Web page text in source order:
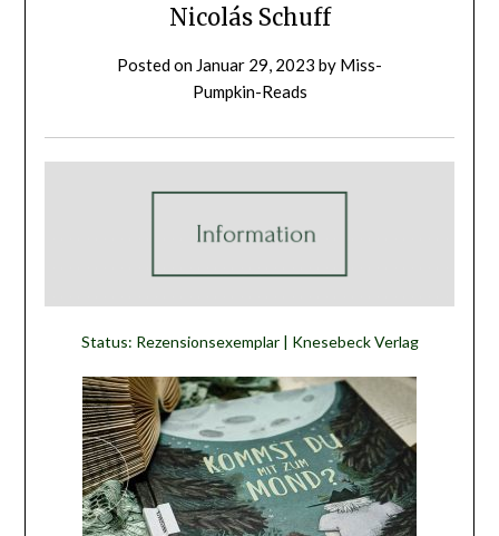
Nicolás Schuff
Posted on Januar 29, 2023 by Miss-
Pumpkin-Reads
Status: Rezensionsexemplar | Knesebeck Verlag